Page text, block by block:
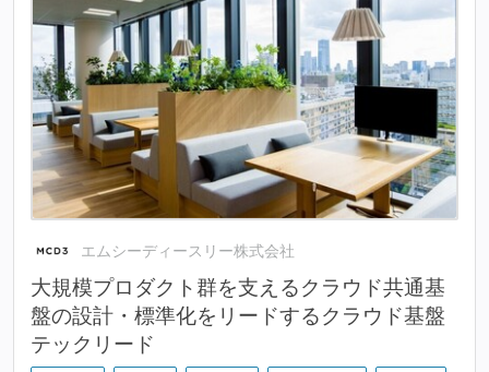
エムシーディースリー株式会社
大規模プロダクト群を支えるクラウド共通基
盤の設計・標準化をリードするクラウド基盤
テックリード